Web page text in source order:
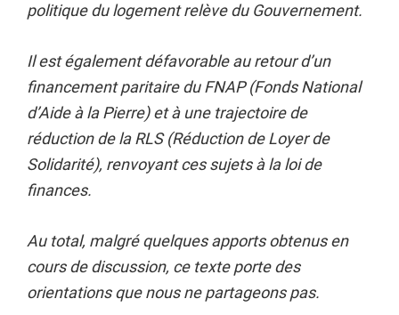
politique du logement relève du Gouvernement.
Il est également défavorable au retour d’un
financement paritaire du FNAP (Fonds National
d’Aide à la Pierre) et à une trajectoire de
réduction de la RLS (Réduction de Loyer de
Solidarité), renvoyant ces sujets à la loi de
finances.
Au total, malgré quelques apports obtenus en
cours de discussion, ce texte porte des
orientations que nous ne partageons pas.